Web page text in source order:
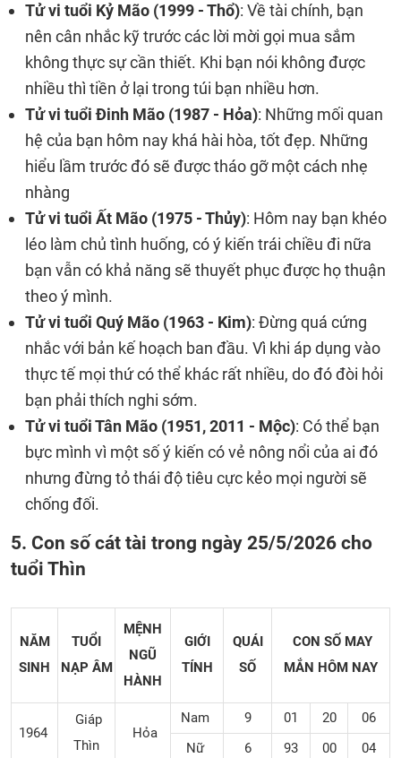
Tử vi tuổi Kỷ Mão (1999 - Thổ): Về tài chính, bạn
nên cân nhắc kỹ trước các lời mời gọi mua sắm
không thực sự cần thiết. Khi bạn nói không được
nhiều thì tiền ở lại trong túi bạn nhiều hơn.
Tử vi tuổi Đinh Mão (1987 - Hỏa): Những mối quan
hệ của bạn hôm nay khá hài hòa, tốt đẹp. Những
hiểu lầm trước đó sẽ được tháo gỡ một cách nhẹ
nhàng
Tử vi tuổi Ất Mão (1975 - Thủy): Hôm nay bạn khéo
léo làm chủ tình huống, có ý kiến trái chiều đi nữa
bạn vẫn có khả năng sẽ thuyết phục được họ thuận
theo ý mình.
Tử vi tuổi Quý Mão (1963 - Kim): Đừng quá cứng
nhắc với bản kế hoạch ban đầu. Vì khi áp dụng vào
thực tế mọi thứ có thể khác rất nhiều, do đó đòi hỏi
bạn phải thích nghi sớm.
Tử vi tuổi Tân Mão (1951, 2011 - Mộc): Có thể bạn
bực mình vì một số ý kiến có vẻ nông nổi của ai đó
nhưng đừng tỏ thái độ tiêu cực kẻo mọi người sẽ
chống đối.
5. Con số cát tài trong ngày 25/5/2026 cho
tuổi Thìn
NĂM
SINH
TUỔI
NẠP ÂM
MỆNH
NGŨ
HÀNH
GIỚI
TÍNH
QUÁI
SỐ
CON SỐ MAY
MẮN HÔM NAY
1964
Giáp
Thìn
Hỏa
Nam 9 01 20
06
Nữ
6 93 00 04